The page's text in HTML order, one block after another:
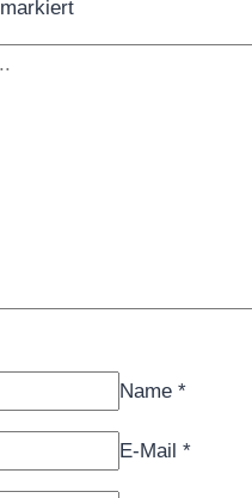
markiert
Name *
E-Mail *